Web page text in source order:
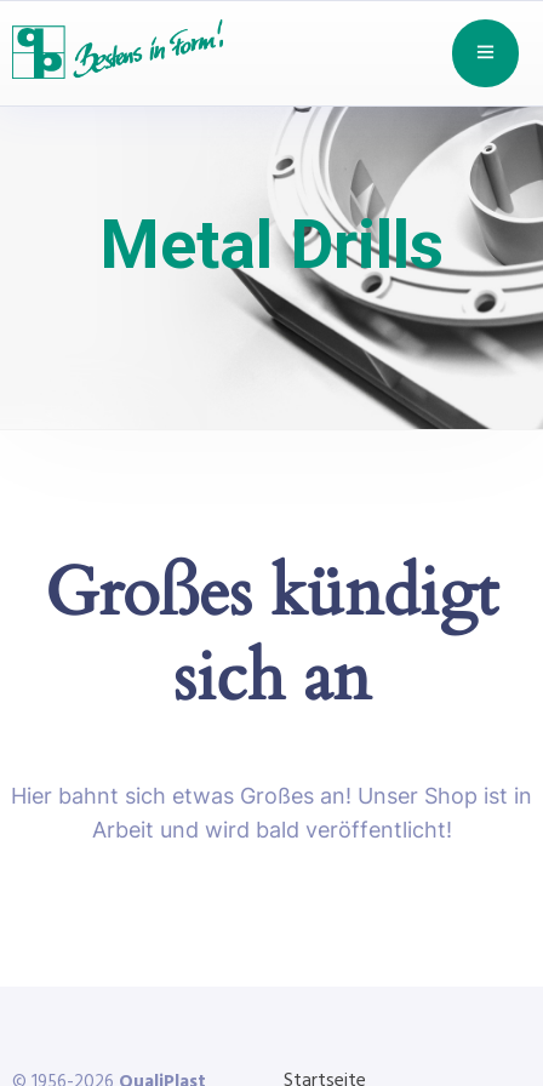
Metal Drills
Großes kündigt
sich an
Hier bahnt sich etwas Großes an! Unser Shop ist in
Arbeit und wird bald veröffentlicht!